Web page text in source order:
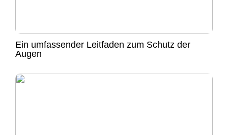
Ein umfassender Leitfaden zum Schutz der
Augen